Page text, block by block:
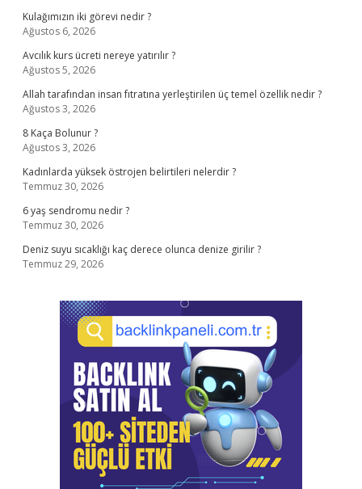
Kulağımızın iki görevi nedir ?
Ağustos 6, 2026
Avcılık kurs ücreti nereye yatırılır ?
Ağustos 5, 2026
Allah tarafından insan fıtratına yerleştirilen üç temel özellik nedir ?
Ağustos 3, 2026
8 Kaça Bolunur ?
Ağustos 3, 2026
Kadınlarda yüksek östrojen belirtileri nelerdir ?
Temmuz 30, 2026
6 yaş sendromu nedir ?
Temmuz 30, 2026
Deniz suyu sıcaklığı kaç derece olunca denize girilir ?
Temmuz 29, 2026